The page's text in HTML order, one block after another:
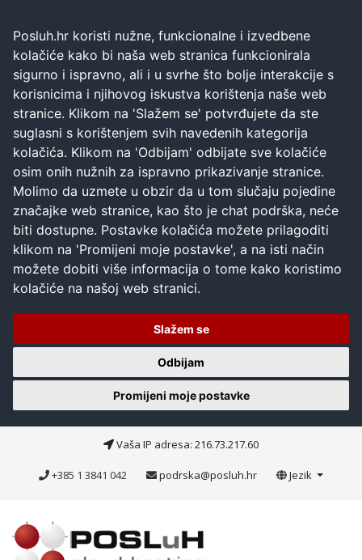
Posluh.hr koristi nužne, funkcionalne i izvedbene
kolačiće kako bi naša web stranica funkcionirala
sigurno i ispravno, ali i u svrhe što bolje interakcije s
korisnicima i njihovog iskustva korištenja naše web
stranice. Klikom na 'Slažem se' potvrđujete da ste
suglasni s korištenjem svih navedenih kategorija
kolačića. Klikom na 'Odbijam' odbijate sve kolačiće
osim onih nužnih za ispravno prikazivanje stranice.
Molimo da uzmete u obzir da u tom slučaju pojedine
značajke web stranice, kao što je chat podrška, neće
biti dostupne. Postavke kolačića možete prilagoditi
klikom na 'Promijeni moje postavke', a na isti način
možete dobiti više informacija o tome kako koristimo
kolačiće na našoj web stranici.
Slažem se
Odbijam
Promijeni moje postavke
Vaša IP adresa: 216.73.217.60
+385 1 3841 042 podrska@posluh.hr Jezik